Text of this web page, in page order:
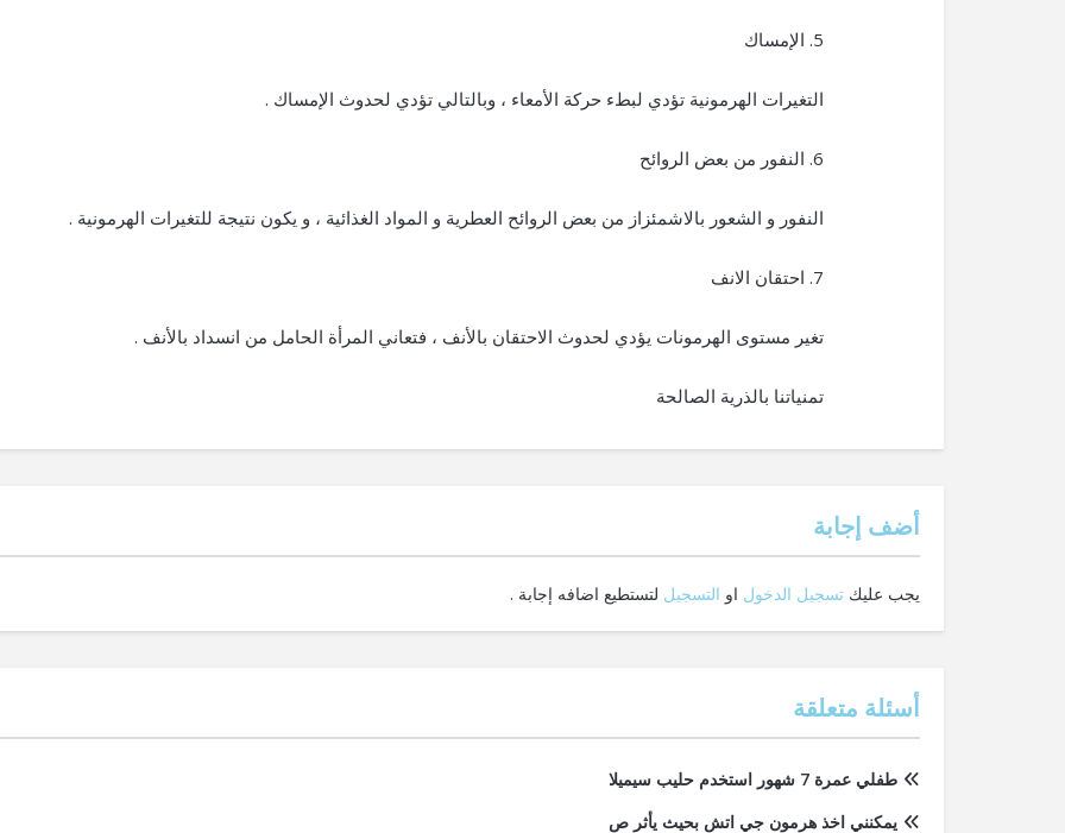
5. الإمساك
التغيرات الهرمونية تؤدي لبطء حركة الأمعاء ، وبالتالي تؤدي لحدوث الإمساك .
6. النفور من بعض الروائح
النفور و الشعور بالاشمئزاز من بعض الروائح العطرية و المواد الغذائية ، و يكون نتيجة للتغيرات الهرمونية .
7. احتقان الانف
تغير مستوى الهرمونات يؤدي لحدوث الاحتقان بالأنف ، فتعاني المرأة الحامل من انسداد بالأنف .
تمنياتنا بالذرية الصالحة
‫أضف إجابة
يجب عليك تسجيل الدخول او التسجيل لتستطيع اضافه إجابة .
أسئلة متعلقة
طفلي عمرة 7 شهور استخدم حليب سيميلا
يمكنني اخذ هرمون جي اتش بحيث يأثر ص